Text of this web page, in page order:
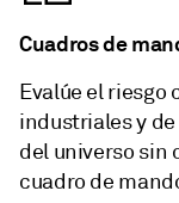
Cuadros de
Evalúe el riesgo
industriales y
del universo sin
cuadro de